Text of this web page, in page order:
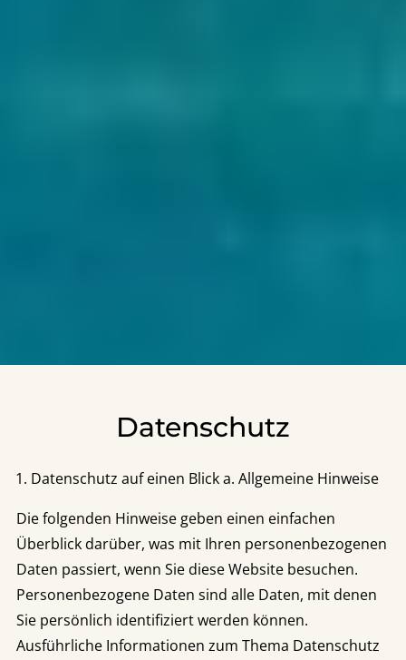
Datenschutz
Datenschutz auf einen Blick a. Allgemeine Hinweise
Die folgenden Hinweise geben einen einfachen
Überblick darüber, was mit Ihren personenbezogenen
Daten passiert, wenn Sie diese Website besuchen.
Personenbezogene Daten sind alle Daten, mit denen
Sie persönlich identifiziert werden können.
Ausführliche Informationen zum Thema Datenschutz